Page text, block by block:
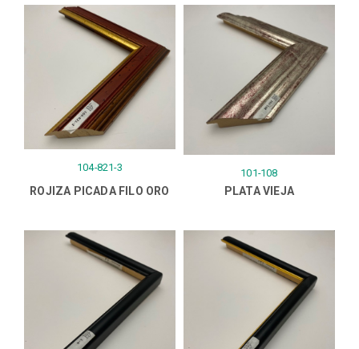
104-821-3
ROJIZA PICADA FILO ORO
101-108
PLATA VIEJA